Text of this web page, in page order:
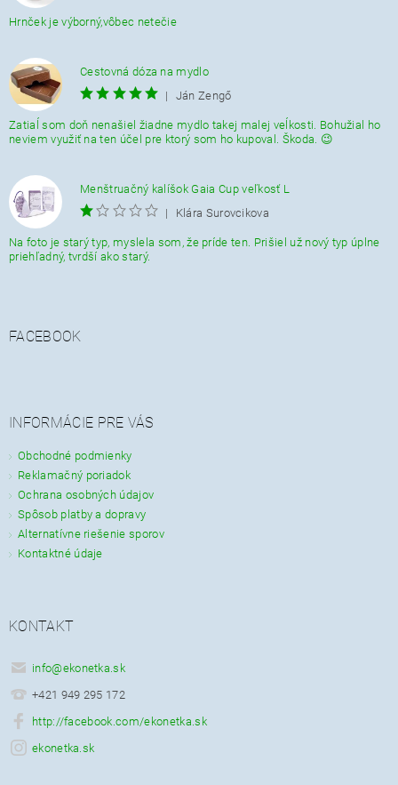
Hrnček je výborný,vôbec netečie
Cestovná dóza na mydlo
|
Ján Zengő
Zatiaĺ som doň nenašiel žiadne mydlo takej malej veĺkosti. Bohužial ho
neviem využiť na ten účel pre ktorý som ho kupoval. Škoda. 😉
Menštruačný kalíšok Gaia Cup veľkosť L
|
Klára Surovcikova
Na foto je starý typ, myslela som, že príde ten. Prišiel už nový typ úplne
priehľadný, tvrdší ako starý.
FACEBOOK
INFORMÁCIE PRE VÁS
Obchodné podmienky
Reklamačný poriadok
Ochrana osobných údajov
Spôsob platby a dopravy
Alternatívne riešenie sporov
Kontaktné údaje
KONTAKT
info@ekonetka.sk
+421 949 295 172
http://facebook.com/ekonetka.sk
ekonetka.sk